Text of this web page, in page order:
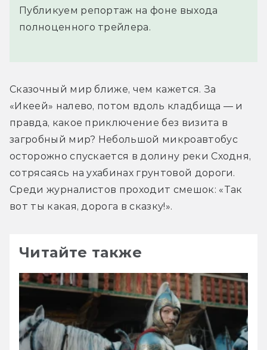
Публикуем репортаж на фоне выхода
полноценного трейлера.
Сказочный мир ближе, чем кажется. За
«Икеей» налево, потом вдоль кладбища — и
правда, какое приключение без визита в
загробный мир? Небольшой микроавтобус
осторожно спускается в долину реки Сходня,
сотрясаясь на ухабинах грунтовой дороги.
Среди журналистов проходит смешок: «Так
вот ты какая, дорога в сказку!».
Читайте также